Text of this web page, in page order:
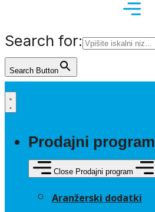
Search for:
Search Button
Prodajni program
Close Prodajni program
Aranžerski dodatki